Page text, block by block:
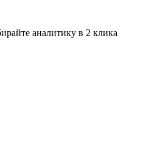
аналитику в 2 клика